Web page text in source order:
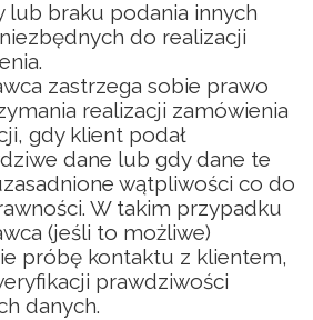
lub braku podania innych
do realizacji
zastrzega sobie prawo
realizacji zamówienia
gdy klient podał
dane lub gdy dane te
wątpliwości co do
W takim przypadku
(jeśli to możliwe)
próbę kontaktu z klientem,
prawdziwości
danych.